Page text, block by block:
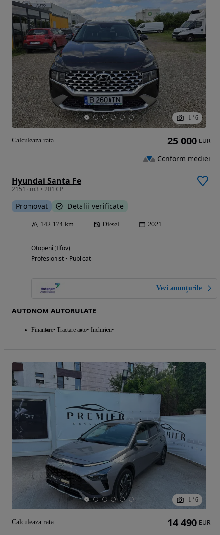
1 / 6
Hyundai Santa Fe
2151 cm3 • 201 CP
Promovat Detalii verificate
142 174 km Diesel 2021
Otopeni (Ilfov)
Profesionist • Publicat
Vezi anunțurile
AUTONOM AUTORULATE
Finantare Tractare auto Inchirieri
25 000 EUR
Conform mediei
Calculeaza rata
1 / 6
14 490 EUR
Calculeaza rata